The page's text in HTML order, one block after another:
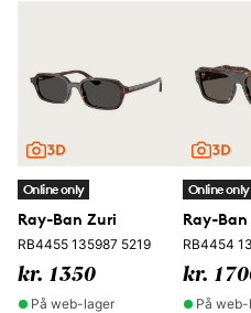
Online only
Ray-Ban Zuri
RB4455 135987 5219
kr. 1350
På web-lager
Online only
Ray-Ban
RB4454
kr.
På